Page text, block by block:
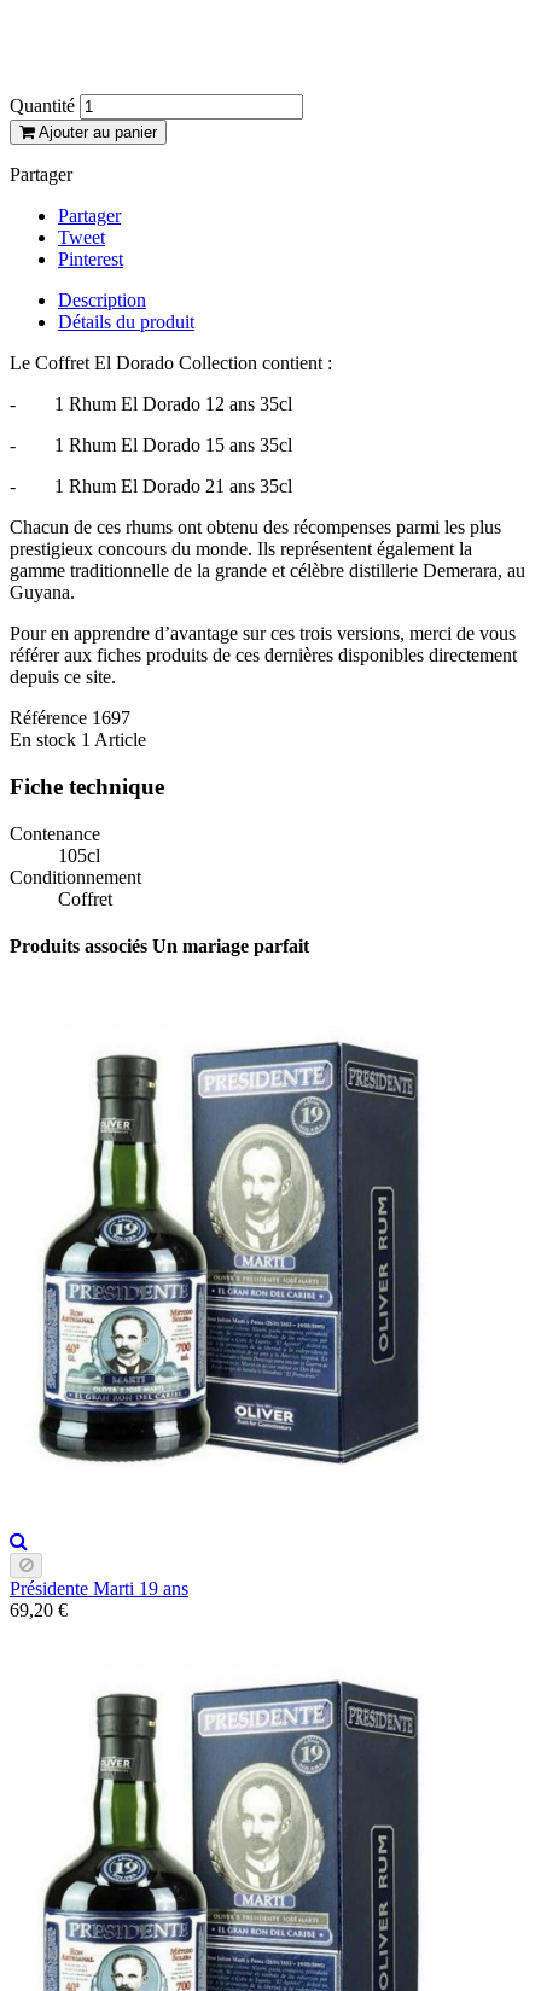
Quantité
Ajouter au panier
Partager
Partager
Tweet
Pinterest
Description
Détails du produit
Le Coffret El Dorado Collection contient :
- 1 Rhum El Dorado 12 ans 35cl
- 1 Rhum El Dorado 15 ans 35cl
- 1 Rhum El Dorado 21 ans 35cl
Chacun de ces rhums ont obtenu des récompenses parmi les plus
prestigieux concours du monde. Ils représentent également la
gamme traditionnelle de la grande et célèbre distillerie Demerara, au
Guyana.
Pour en apprendre d’avantage sur ces trois versions, merci de vous
référer aux fiches produits de ces dernières disponibles directement
depuis ce site.
Référence 1697
En stock 1 Article
Fiche technique
Contenance
105cl
Conditionnement
Coffret
Produits associés Un mariage parfait
Présidente Marti 19 ans
69,20 €